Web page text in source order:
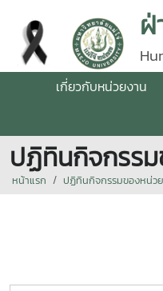
เกี่ยวกับหน่วยงาน
ปฏิทินกิจกรร
หน้าแรก ปฏิทินกิจกรรมของหน่ว